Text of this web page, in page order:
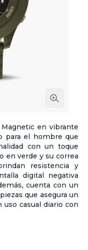
en vibrante
para el hombre que
con un toque
en verde y su correa
resistencia y
digital negativa
cuenta con un
que asegura un
uso casual diario con